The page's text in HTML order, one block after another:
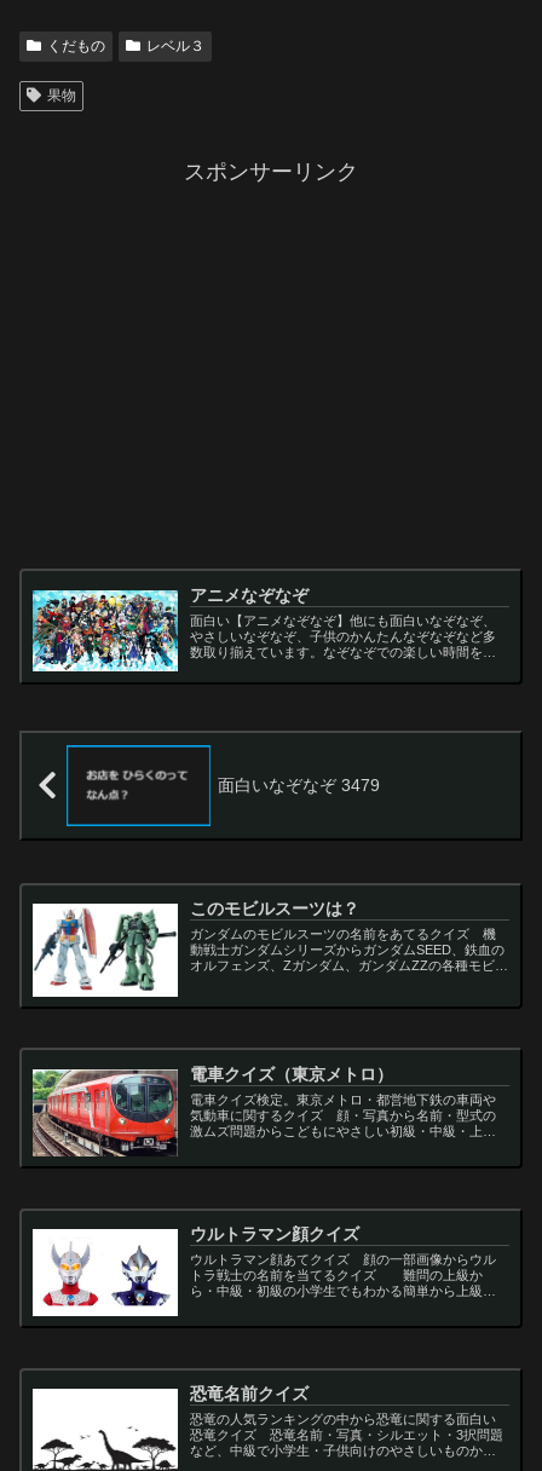
くだもの レベル３
果物
スポンサーリンク
アニメなぞなぞ
面白い【アニメなぞなぞ】他にも面白いなぞなぞ、
やさしいなぞなぞ、子供のかんたんなぞなぞなど多
数取り揃えています。なぞなぞでの楽しい時間をお
面白いなぞなぞ 3479
このモビルスーツは？
ガンダムのモビルスーツの名前をあてるクイズ 機
動戦士ガンダムシリーズからガンダムSEED、鉄血の
オルフェンズ、Zガンダム、ガンダムZZの各種モビル
電車クイズ（東京メトロ）
電車クイズ検定。東京メトロ・都営地下鉄の車両や
気動車に関するクイズ 顔・写真から名前・型式の
激ムズ問題からこどもにやさしい初級・中級・上級
ウルトラマン顔クイズ
ウルトラマン顔あてクイズ 顔の一部画像からウル
トラ戦士の名前を当てるクイズ 難問の上級か
ら・中級・初級の小学生でもわかる簡単から上級者
恐竜名前クイズ
恐竜の人気ランキングの中から恐竜に関する面白い
恐竜クイズ 恐竜名前・写真・シルエット・3択問題
など、中級で小学生・子供向けのやさしいものから